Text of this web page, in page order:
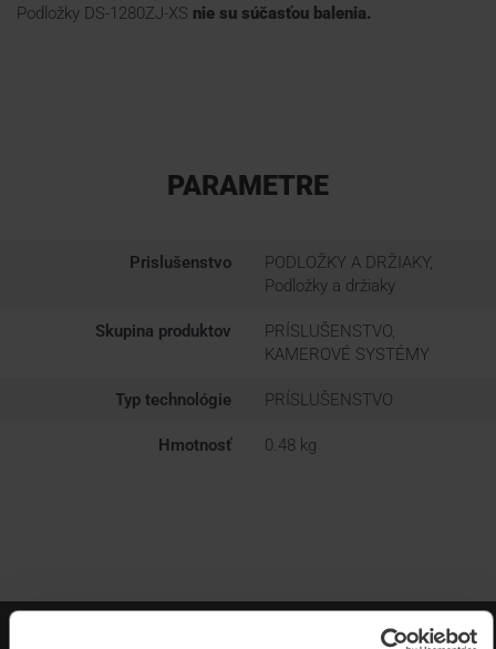
Podložky DS-1280ZJ-XS nie su súčasťou balenia.
PARAMETRE
Prislušenstvo
PODLOŽKY A DRŽIAKY,
Podložky a držiaky
Skupina produktov
PRÍSLUŠENSTVO,
KAMEROVÉ SYSTÉMY
Typ technológie PRÍSLUŠENSTVO
Hmotnosť 0.48 kg